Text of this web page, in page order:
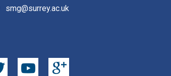
smg@surrey.ac.uk